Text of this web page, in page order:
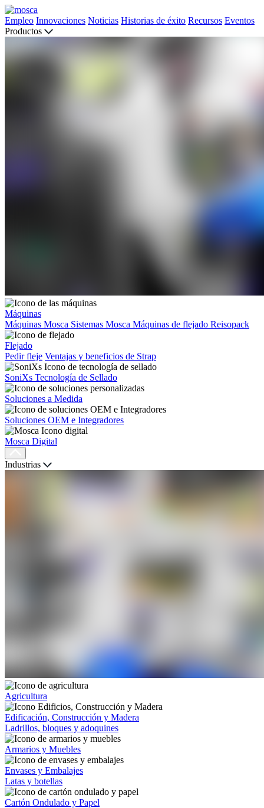
Empleo Innovaciones Noticias Historias de éxito Recursos Eventos
Productos
Máquinas
Máquinas Mosca Sistemas Mosca Máquinas de flejado Reisopack
Flejado
Pedir fleje Ventajas y beneficios de Strap
SoniXs Tecnología de Sellado
Soluciones a Medida
Soluciones OEM e Integradores
Mosca Digital
Industrias
Agricultura
Edificación, Construcción y Madera
Ladrillos, bloques y adoquines
Armarios y Muebles
Envases y Embalajes
Latas y botellas
Cartón Ondulado y Papel